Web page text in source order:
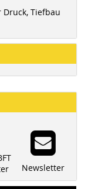
Tiefbau
Newsletter